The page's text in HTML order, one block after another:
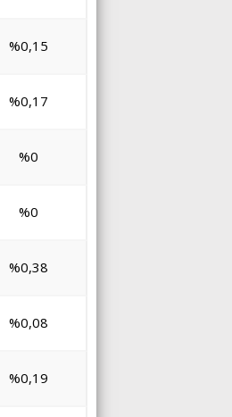
%0,15
%0,17
%0
%0
%0,38
%0,08
%0,19